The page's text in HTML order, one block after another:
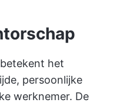
het
persoonlijke
werknemer. De